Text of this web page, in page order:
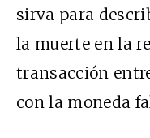
sirva para
la muerte en la
transacción
con la moneda